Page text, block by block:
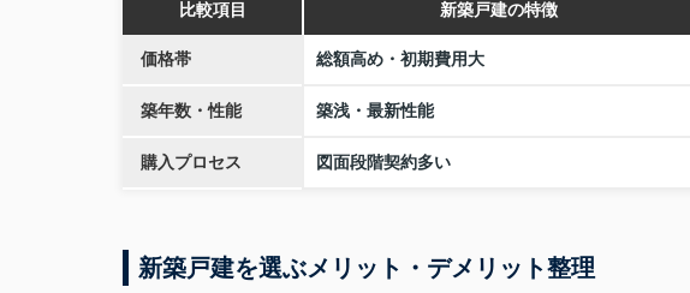
比較項目 新築戸建の特徴
価格帯 総額高め・初期費用大
築年数・性能 築浅・最新性能
購入プロセス 図面段階契約多い
新築戸建を選ぶメリット・デメリット整理